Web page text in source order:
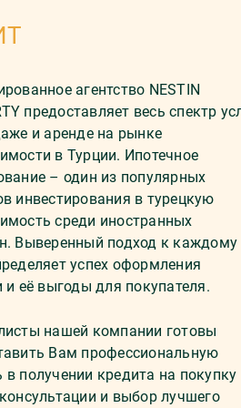
агентство NESTIN
предоставляет весь спектр
и аренде на рынке
в Турции. Ипотечное
– один из популярных
инвестирования в турецкую
среди иностранных
Выверенный подход к каждому
успех оформления
и её выгоды для покупателя.
нашей компании готовы
Вам профессиональную
получении кредита на покупку
и выбор лучшего